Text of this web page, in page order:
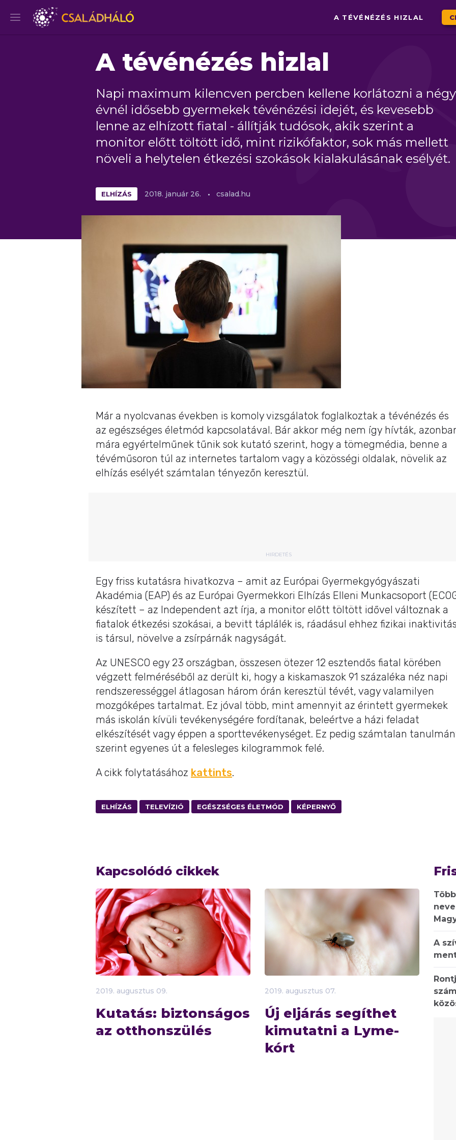
A TÉVÉNÉZÉS HIZLAL
A tévénézés hizlal
Napi maximum kilencven percben kellene korlátozni a négy
évnél idősebb gyermekek tévénézési idejét, és kevesebb
lenne az elhízott fiatal - állítják tudósok, akik szerint a
monitor előtt töltött idő, mint rizikófaktor, sok más mellett
növeli a helytelen étkezési szokások kialakulásának esélyét.
ELHÍZÁS 2018. január 26. csalad.hu
Már a nyolcvanas években is komoly vizsgálatok foglalkoztak a tévénézés és
az egészséges életmód kapcsolatával. Bár akkor még nem így hívták,
mára egyértelműnek tűnik sok kutató szerint, hogy a tömegmédia, benne a
tévéműsoron túl az internetes tartalom vagy a közösségi oldalak, növelik az
elhízás esélyét számtalan tényezőn keresztül.
HIRDETÉS
Egy friss kutatásra hivatkozva – amit az Európai Gyermekgyógyászati
Akadémia (EAP) és az Európai Gyermekkori Elhízás Elleni Munkacsoport
készített – az Independent azt írja, a monitor előtt töltött idővel változnak a
fiatalok étkezési szokásai, a bevitt táplálék is, ráadásul ehhez fizikai
is társul, növelve a zsírpárnák nagyságát.
Az UNESCO egy 23 országban, összesen ötezer 12 esztendős fiatal körében
végzett felméréséből az derült ki, hogy a kiskamaszok 91 százaléka néz napi
rendszerességgel átlagosan három órán keresztül tévét, vagy valamilyen
mozgóképes tartalmat. Ez jóval több, mint amennyit az érintett gyermekek
más iskolán kívüli tevékenységére fordítanak, beleértve a házi feladat
elkészítését vagy éppen a sporttevékenységet. Ez pedig számtalan
szerint egyenes út a felesleges kilogrammok felé.
A cikk folytatásához kattints.
ELHÍZÁS TELEVÍZIÓ EGÉSZSÉGES ÉLETMÓD KÉPERNYŐ
Kapcsolódó cikkek
2019. augusztus 09.
Kutatás: biztonságos
az otthonszülés
2019. augusztus 07.
Új eljárás segíthet
kimutatni a Lyme-
kórt
A